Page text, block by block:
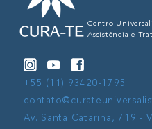
Centro
Assistência e
+55 (11) 93420-1795
Av. Santa Catarina, 719 -